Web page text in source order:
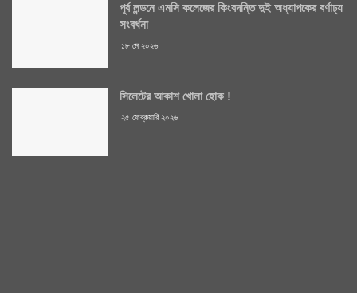
পূর্ব লন্ডনে এমসি কলেজের কিংবদন্তি দুই অধ্যাপকের বর্ণাঢ্য
সংবর্ধনা
১৮ মে ২০২৬
সিলেটের আকাশ খোলা হোক !
২৫ ফেব্রুয়ারি ২০২৬